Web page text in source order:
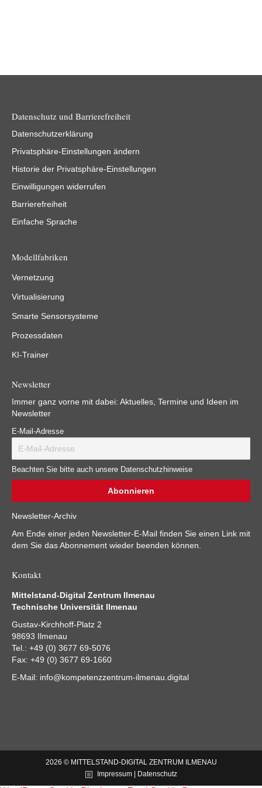
Datenschutz und Barrierefreiheit
Datenschutzerklärung
Privatsphäre-Einstellungen ändern
Historie der Privatsphäre-Einstellungen
Einwilligungen widerrufen
Barrierefreiheit
Einfache Sprache
Modellfabriken
Vernetzung
Virtualisierung
Smarte Sensorsysteme
Prozessdaten
KI-Trainer
Newsletter
Immer ganz vorne mit dabei: Aktuelles, Termine und Ideen im
Newsletter
E-Mail-Adresse
Beachten Sie bitte auch unsere Datenschutzhinweise
Newsletter-Archiv
Am Ende einer jeden Newsletter-E-Mail finden Sie einen Link mit
dem Sie das Abonnement wieder beenden können.
Kontakt
Mittelstand-Digital Zentrum Ilmenau
Technische Universität Ilmenau
Gustav-Kirchhoff-Platz 2
98693 Ilmenau
Tel.: +49 (0) 3677 69-5076
Fax: +49 (0) 3677 69-1660
E-Mail: info@kompetenzzentrum-ilmenau.digital
2026 © MITTELSTAND-DIGITAL ZENTRUM ILMENAU
Impressum | Datenschutz